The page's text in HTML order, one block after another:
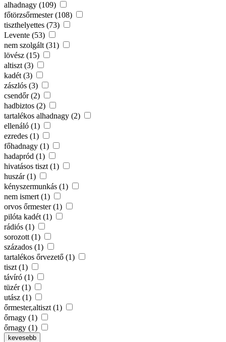
alhadnagy (109)
főtörzsőrmester (108)
tiszthelyettes (73)
Levente (53)
nem szolgált (31)
lövész (15)
altiszt (3)
kadét (3)
zászlós (3)
csendőr (2)
hadbiztos (2)
tartalékos alhadnagy (2)
ellenáló (1)
ezredes (1)
főhadnagy (1)
hadapród (1)
hivatásos tiszt (1)
huszár (1)
kényszermunkás (1)
nem ismert (1)
orvos őrmester (1)
pilóta kadét (1)
rádiós (1)
sorozott (1)
százados (1)
tartalékos őrvezető (1)
tiszt (1)
távíró (1)
tüzér (1)
utász (1)
őrmester,altiszt (1)
őrnagy (1)
őrnagy (1)
kevesebb